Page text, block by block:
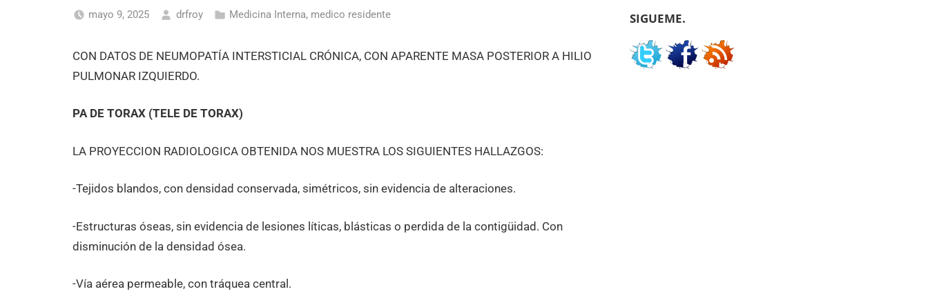
mayo 9, 2025 drfroy Medicina Interna, medico residente
CON DATOS DE NEUMOPATÍA INTERSTICIAL CRÓNICA, CON APARENTE MASA POSTERIOR A HILIO
PULMONAR IZQUIERDO.
PA DE TORAX (TELE DE TORAX)
LA PROYECCION RADIOLOGICA OBTENIDA NOS MUESTRA LOS SIGUIENTES HALLAZGOS:
-Tejidos blandos, con densidad conservada, simétricos, sin evidencia de alteraciones.
-Estructuras óseas, sin evidencia de lesiones líticas, blásticas o perdida de la contigüidad. Con
disminución de la densidad ósea.
-Vía aérea permeable, con tráquea central.
SIGUEME.